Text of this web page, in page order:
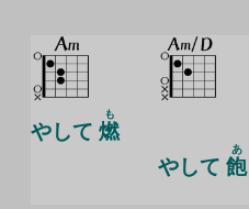
やして 燃
も
やして 飽
あ